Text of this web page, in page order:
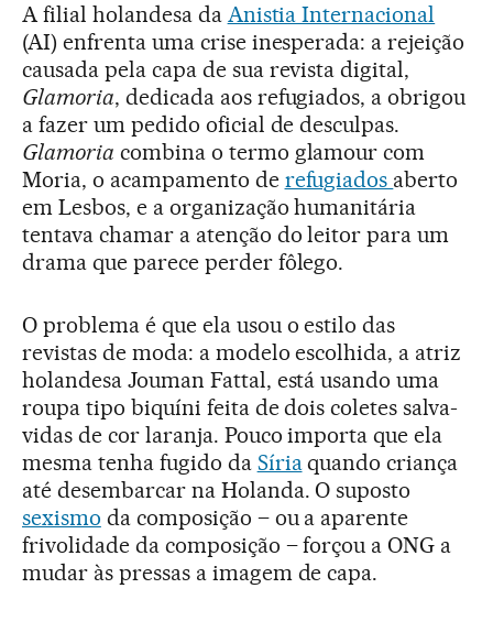
A filial holandesa da Anistia Internacional
(AI) enfrenta uma crise inesperada: a rejeição
causada pela capa de sua revista digital,
Glamoria, dedicada aos refugiados, a obrigou
a fazer um pedido oficial de desculpas.
Glamoria combina o termo glamour com
Moria, o acampamento de refugiados aberto
em Lesbos, e a organização humanitária
tentava chamar a atenção do leitor para um
drama que parece perder fôlego.
O problema é que ela usou o estilo das
revistas de moda: a modelo escolhida, a atriz
holandesa Jouman Fattal, está usando uma
roupa tipo biquíni feita de dois coletes salva-
vidas de cor laranja. Pouco importa que ela
mesma tenha fugido da Síriaquando criança
até desembarcar na Holanda. O suposto
sexismo da composição – ou a aparente
frivolidade da composição – forçou a ONG a
mudar às pressas a imagem de capa.